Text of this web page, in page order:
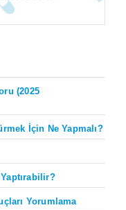
(2025
İçin Ne Yapmalı?
Yorumlama